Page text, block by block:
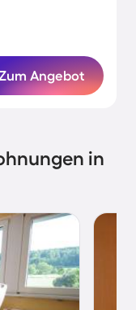
Angebot
in